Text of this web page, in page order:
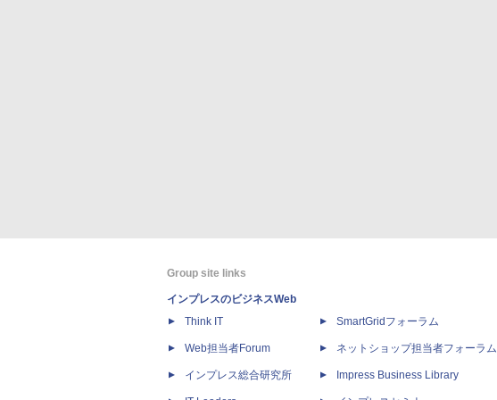
Group site links
インプレスのビジネスWeb
Think IT
Web担当者Forum
インプレス総合研究所
SmartGridフォーラム
ネットショップ担当者フォーラム
Impress Business Library